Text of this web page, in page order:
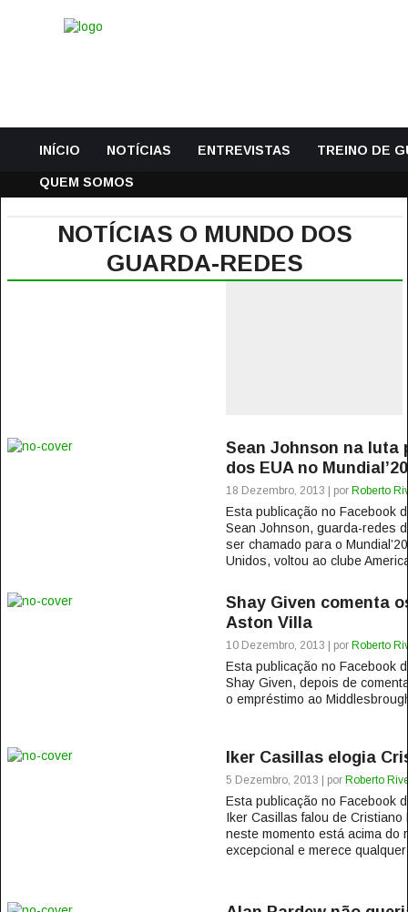
INÍCIO NOTÍCIAS ENTREVISTAS TREINO DE
QUEM SOMOS
NOTÍCIAS O MUNDO DOS
GUARDA-REDES
Sean Johnson na luta
dos EUA no
18 Dezembro, 2013 | por Roberto
Esta publicação no Facebook
Sean Johnson, guarda-redes
ser chamado para o
Unidos, voltou ao clube
Shay Given comenta
Aston Villa
10 Dezembro, 2013 | por Roberto
Esta publicação no Facebook
Shay Given, depois de
o empréstimo ao
Iker Casillas elogia
5 Dezembro, 2013 | por Roberto
Esta publicação no Facebook
Iker Casillas falou de Cristiano
neste momento está acima do
excepcional e merece